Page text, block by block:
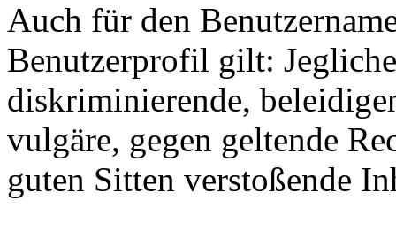
Auch für den
Benutzerprofil gilt:
diskriminierende,
vulgäre, gegen geltende
guten Sitten verstoßende